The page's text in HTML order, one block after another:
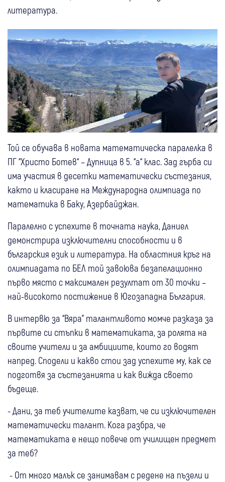
литература.
Той се обучава в новата математическа паралелка в
ПГ “Христо Ботев“ – Дупница в 5. “а“ клас. Зад гърба си
има участия в десетки математически състезания,
както и класиране на Международна олимпиада по
математика в Баку, Азербайджан.
Паралелно с успехите в точната наука, Даниел
демонстрира изключителни способности и в
българския език и литература. На областния кръг на
олимпиадата по БЕЛ той завоюва безапелационно
първо място с максимален резултат от 30 точки –
най-високото постижение в Югозападна България.
В интервю за “Вяра” талантливото момче разказа за
първите си стъпки в математиката, за ролята на
своите учители и за амбициите, които го водят
напред. Сподели и какво стои зад успехите му, как се
подготвя за състезанията и как вижда своето
бъдеще.
- Дани, за теб учителите казват, че си изключителен
математически талант. Кога разбра, че
математиката е нещо повече от училищен предмет
за теб?
- От много малък се занимавам с редене на пъзели и